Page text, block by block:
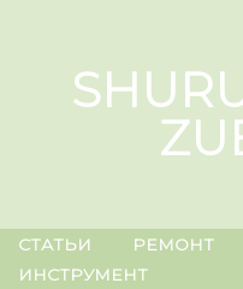
content
СТАТЬИ РЕМОНТ
ИНСТРУМЕНТ